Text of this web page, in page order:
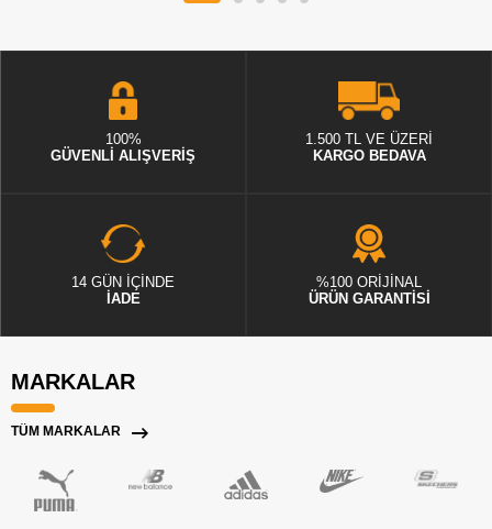
100%
GÜVENLİ ALIŞVERİŞ
1.500 TL VE ÜZERİ
KARGO BEDAVA
14 GÜN İÇİNDE
İADE
%100 ORİJİNAL
ÜRÜN GARANTİSİ
MARKALAR
TÜM MARKALAR